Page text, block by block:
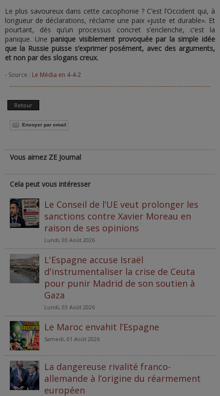
Le plus savoureux dans cette cacophonie ? C’est l’Occident qui, à
longueur de déclarations, réclame une paix «juste et durable». Et
pourtant, dès qu’un processus concret s’enclenche, c’est la
panique. Une panique visiblement provoquée par la simple idée
que la Russie puisse s’exprimer posément, avec des arguments,
et non par des slogans creux.
- Source : Le Média en 4-4-2
Retour
Envoyer par email
Vous aimez ZE Journal
Cela peut vous intéresser
Le Conseil de l’UE veut prolonger les
sanctions contre Xavier Moreau en
raison de ses opinions
Lundi, 03 Août 2026
L'Espagne accuse Israël
d'instrumentaliser la crise de Ceuta
pour punir Madrid de son soutien à
Gaza
Lundi, 03 Août 2026
Le Maroc envahit l’Espagne
Samedi, 01 Août 2026
La dangereuse rivalité franco-
allemande à l’origine du réarmement
européen